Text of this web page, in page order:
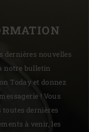
dernières nouvelles
notre bulletin
Today et donnez
! Vous
dernières
à venir, les